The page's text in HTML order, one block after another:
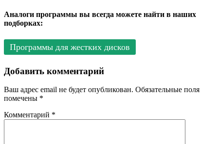
Аналоги программы вы всегда можете найти в наших
подборках:
Программы для жестких дисков
Добавить комментарий
Ваш адрес email не будет опубликован. Обязательные поля
помечены *
Комментарий *